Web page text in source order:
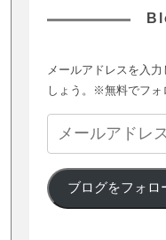
メールアドレスを入
しょう。※無料でフォ
ブログをフォロ